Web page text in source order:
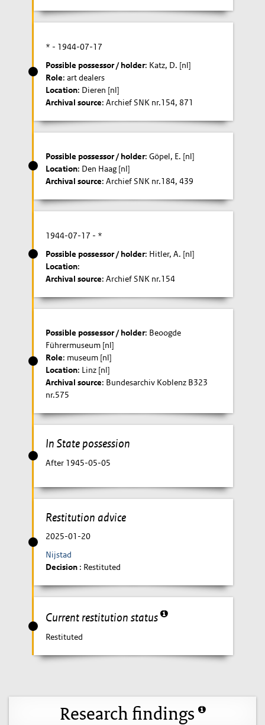
* - 1944-07-17
Possible possessor / holder: Katz, D. [nl]
Role: art dealers
Location: Dieren [nl]
Archival source: Archief SNK nr.154, 871
Possible possessor / holder: Göpel, E. [nl]
Location: Den Haag [nl]
Archival source: Archief SNK nr.184, 439
1944-07-17 - *
Possible possessor / holder: Hitler, A. [nl]
Location:
Archival source: Archief SNK nr.154
Possible possessor / holder: Beoogde
Führermuseum [nl]
Role: museum [nl]
Location: Linz [nl]
Archival source: Bundesarchiv Koblenz B323
nr.575
In State possession
After 1945-05-05
Restitution advice
2025-01-20
Nijstad
Decision : Restituted
Current restitution status
Restituted
Research findings